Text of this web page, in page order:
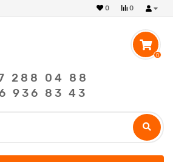
0
0
0
288 04 88
936 83 43